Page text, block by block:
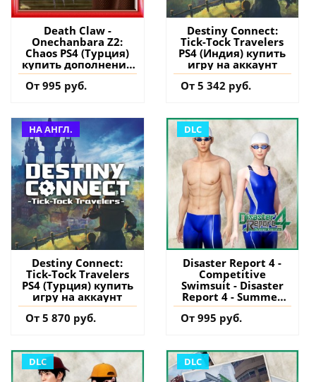
Death Claw -
Onechanbara Z2:
Chaos PS4 (Турция)
купить дополнение
на аккаунт
От 995 руб.
Destiny Connect:
Tick-Tock Travelers
PS4 (Индия) купить
игру на аккаунт
От 5 342 руб.
НА АНГЛ.
Destiny Connect:
Tick-Tock Travelers
PS4 (Турция) купить
игру на аккаунт
От 5 870 руб.
DLC
Disaster Report 4 -
Competitive
Swimsuit - Disaster
Report 4 - Summer
Memories - PS4
(Турция) купить
От 995 руб.
DLC DLC